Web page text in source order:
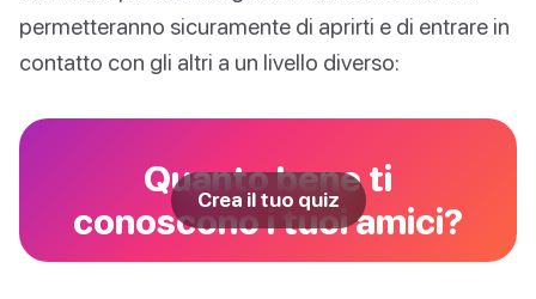
permetteranno sicuramente di aprirti e di entrare in
contatto con gli altri a un livello diverso:
Quanto bene ti
conoscono i tuoi amici?
Crea il tuo quiz